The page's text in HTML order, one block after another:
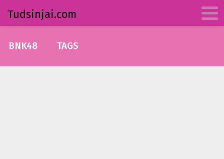
Tudsinjai.com
BNK48 TAGS